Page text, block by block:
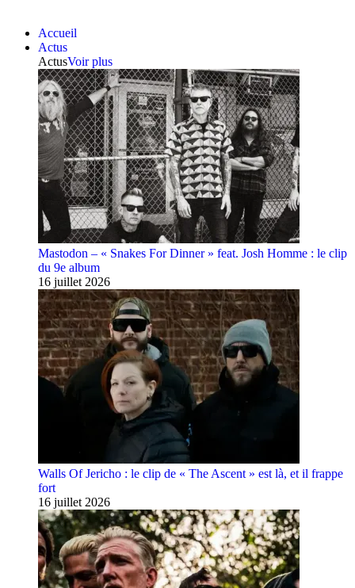
Accueil
Actus
ActusVoir plus
Mastodon – « Snakes For Dinner » feat. Josh Homme : le clip
du 9e album
16 juillet 2026
Walls Of Jericho : le clip de « The Ascent » est là, et il frappe
fort
16 juillet 2026